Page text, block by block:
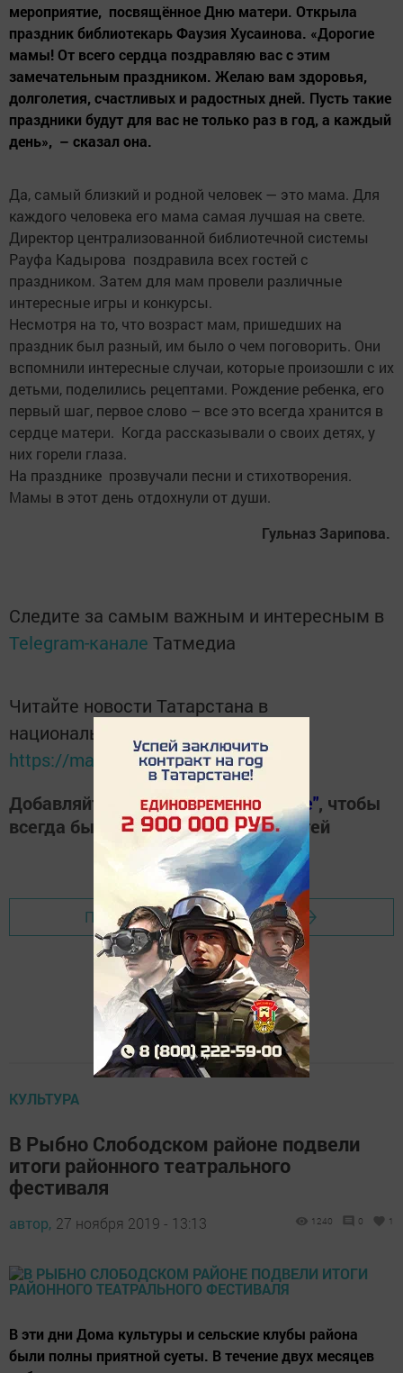
мероприятие, посвящённое Дню матери. Открыла
праздник библиотекарь Фаузия Хусаинова. «Дорогие
мамы! От всего сердца поздравляю вас с этим
замечательным праздником. Желаю вам здоровья,
долголетия, счастливых и радостных дней. Пусть такие
праздники будут для вас не только раз в год, а каждый
день», – сказал она.
Да, самый близкий и родной человек — это мама. Для
каждого человека его мама самая лучшая на свете.
Директор централизованной библиотечной системы
Рауфа Кадырова поздравила всех гостей с
праздником. Затем для мам провели различные
интересные игры и конкурсы.
Несмотря на то, что возраст мам, пришедших на
праздник был разный, им было о чем поговорить. Они
вспомнили интересные случаи, которые произошли с их
детьми, поделились рецептами. Рождение ребенка, его
первый шаг, первое слово – все это всегда хранится в
сердце матери. Когда рассказывали о своих детях, у
них горели глаза.
На празднике прозвучали песни и стихотворения.
Мамы в этот день отдохнули от души.
Гульназ Зарипова.
Следите за самым важным и интересным в
Telegram-канале Татмедиа
Читайте новости Татарстана в
национальном мессенджере MАХ:
https://max.ru/tatmedia
Добавляйте наш сайт в"Избранные", чтобы
всегда быть в курсе свежих новостей
Перейти на страницу новости
КУЛЬТУРА
В Рыбно Слободском районе подвели
итоги районного театрального
фестиваля
автор, 27 ноября 2019 - 13:13 1240 0 1
В эти дни Дома культуры и сельские клубы района
были полны приятной суеты. В течение двух месяцев